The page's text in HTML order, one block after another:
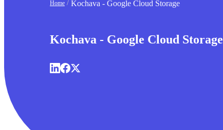
Home Kochava - Google Cloud Storage
Kochava - Google Cloud Storage